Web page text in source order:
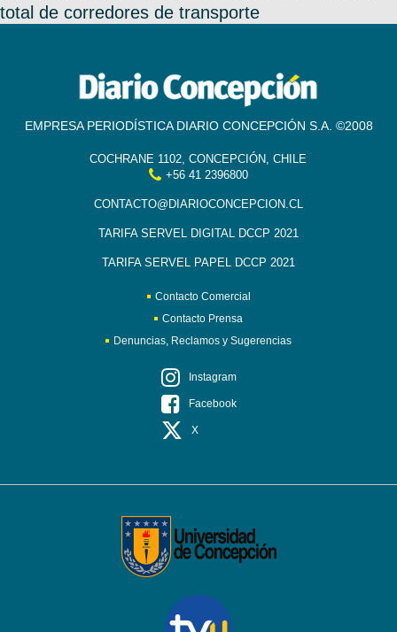
total de corredores de transporte
EMPRESA PERIODÍSTICA DIARIO CONCEPCIÓN S.A. ©2008
COCHRANE 1102, CONCEPCIÓN, CHILE
+56 41 2396800
CONTACTO@DIARIOCONCEPCION.CL
TARIFA SERVEL DIGITAL DCCP 2021
TARIFA SERVEL PAPEL DCCP 2021
Contacto Comercial
Contacto Prensa
Denuncias, Reclamos y Sugerencias
Instagram
Facebook
X